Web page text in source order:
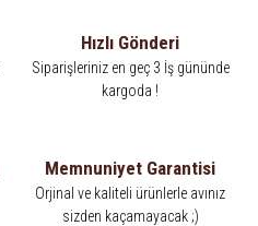
Hızlı Gönderi
Siparişleriniz en geç 3 İş gününde
kargoda !
Memnuniyet Garantisi
Orjinal ve kaliteli ürünlerle avınız
sizden kaçamayacak ;)